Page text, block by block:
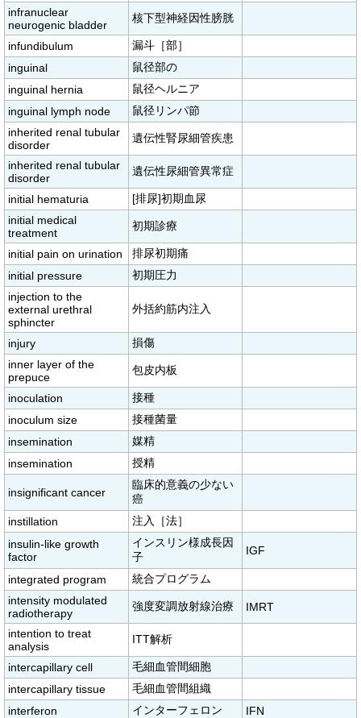
infranuclear
neurogenic bladder
核下型神経因性膀胱
infundibulum
漏斗［部］
inguinal
鼠径部の
inguinal hernia
鼠径ヘルニア
inguinal lymph node
鼠径リンパ節
inherited renal tubular
disorder
遺伝性腎尿細管疾患
inherited renal tubular
disorder
遺伝性尿細管異常症
initial hematuria
[排尿]初期血尿
initial medical
treatment
初期診療
initial pain on urination
排尿初期痛
initial pressure
初期圧力
injection to the
external urethral
sphincter
外括約筋内注入
injury
損傷
inner layer of the
prepuce
包皮内板
inoculation
接種
inoculum size
接種菌量
insemination
媒精
insemination
授精
insignificant cancer
臨床的意義の少ない
癌
instillation
注入［法］
insulin-like growth
factor
インスリン様成長因
子
IGF
integrated program
統合プログラム
intensity modulated
radiotherapy
強度変調放射線治療 IMRT
intention to treat
analysis
ITT解析
intercapillary cell
毛細血管間細胞
intercapillary tissue
毛細血管間組織
interferon
インターフェロン
IFN